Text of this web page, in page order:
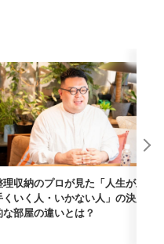
理収納のプロが見た「人生が上
くいく人・いかない人」の決定
な部屋の違いとは？